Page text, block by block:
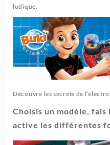
ludique.
Découvre les secrets de
Choisis un modèle,
active les différentes